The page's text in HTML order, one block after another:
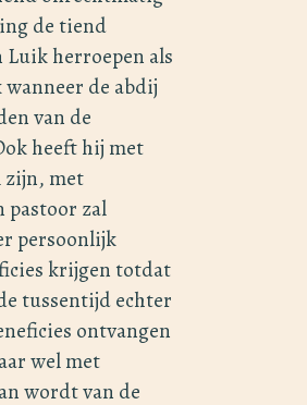
de tiend
herroepen als
de abdij
van de
heeft hij met
zijn, met
pastoor zal
persoonlijk
krijgen totdat
tussentijd echter
ontvangen
wel met
wordt van de